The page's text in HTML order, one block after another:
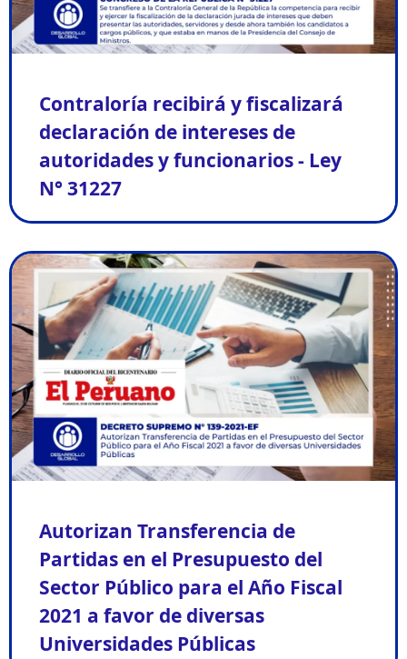
Contraloría recibirá y fiscalizará
declaración de intereses de
autoridades y funcionarios - Ley
N° 31227
Autorizan Transferencia de
Partidas en el Presupuesto del
Sector Público para el Año Fiscal
2021 a favor de diversas
Universidades Públicas